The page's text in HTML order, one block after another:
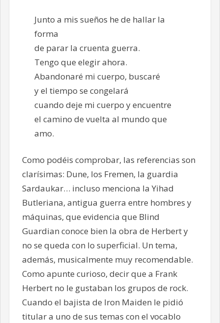
Junto a mis sueños he de hallar la
forma
de parar la cruenta guerra.
Tengo que elegir ahora.
Abandonaré mi cuerpo, buscaré
y el tiempo se congelará
cuando deje mi cuerpo y encuentre
el camino de vuelta al mundo que
amo.
Como podéis comprobar, las referencias son
clarísimas: Dune, los Fremen, la guardia
Sardaukar… incluso menciona la Yihad
Butleriana, antigua guerra entre hombres y
máquinas, que evidencia que Blind
Guardian conoce bien la obra de Herbert y
no se queda con lo superficial. Un tema,
además, musicalmente muy recomendable.
Como apunte curioso, decir que a Frank
Herbert no le gustaban los grupos de rock.
Cuando el bajista de Iron Maiden le pidió
titular a uno de sus temas con el vocablo